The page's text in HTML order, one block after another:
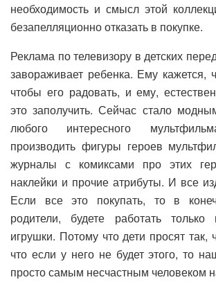
необходимость и смысл этой
безапелляционно отказать в покупке.
Реклама по телевизору в детских
завораживает ребенка. Ему кажется,
чтобы его радовать, и ему,
это заполучить. Сейчас стало
любого интересного
производить фигуры героев
журналы с комиксами про этих
наклейки и прочие атрибуты. И все
Если все это покупать, то в
родители, будете работать
игрушки. Потому что дети просят так,
что если у него не будет этого, то
просто самым несчастным человеком